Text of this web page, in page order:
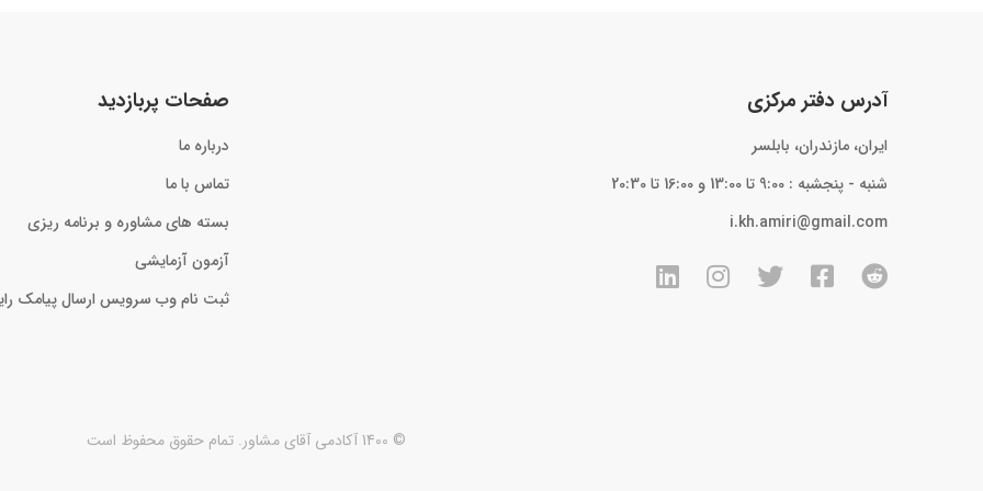
آدرس دفتر مرکزی
ایران، مازندران، بابلسر
شنبه - پنجشبه : 9:00 تا 13:00 و 16:00 تا 20:30
i.kh.amiri@gmail.com
صفحات پربازدید
درباره ما
تماس با ما
بسته های مشاوره و برنامه ریزی
آزمون آزمایشی
ثبت نام وب سرویس ارسال پیامک
© 1400 آکادمی آقای مشاور. تمام حقوق محفوظ است